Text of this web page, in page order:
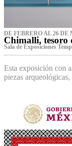
DE FEBRERO AL 26 DE
Chimalli, tesoro
Sala de Exposiciones
Esta exposición con
piezas